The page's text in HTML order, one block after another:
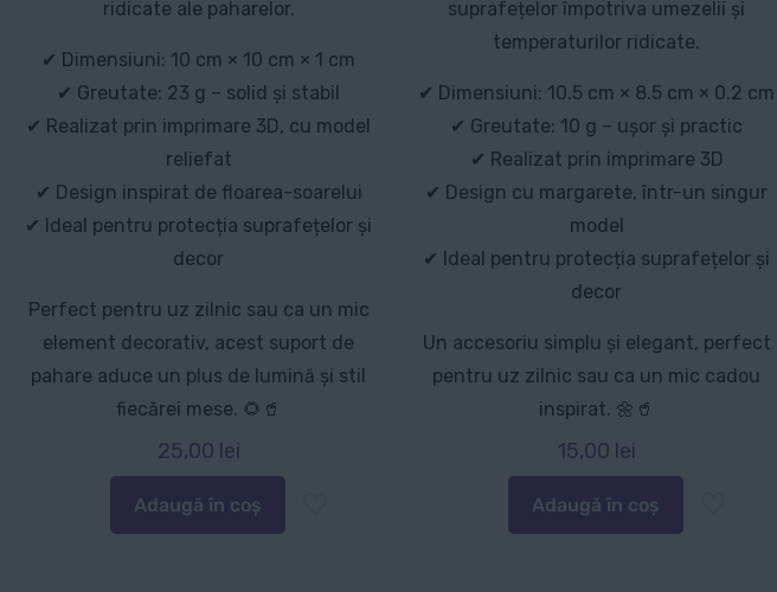
ridicate ale paharelor.
✔ Dimensiuni: 10 cm × 10 cm × 1 cm
✔ Greutate: 23 g – solid și stabil
✔ Realizat prin imprimare 3D, cu model
reliefat
✔ Design inspirat de floarea-soarelui
✔ Ideal pentru protecția suprafețelor și
decor
Perfect pentru uz zilnic sau ca un mic
element decorativ, acest suport de
pahare aduce un plus de lumină și stil
fiecărei mese. 🌻🥤
25,00 lei
Adaugă în coș
suprafețelor împotriva umezelii și
temperaturilor ridicate.
✔ Dimensiuni: 10.5 cm × 8.5 cm × 0.2 cm
✔ Greutate: 10 g – ușor și practic
✔ Realizat prin imprimare 3D
✔ Design cu margarete, într-un singur
model
✔ Ideal pentru protecția suprafețelor și
decor
Un accesoriu simplu și elegant, perfect
pentru uz zilnic sau ca un mic cadou
inspirat. 🌼🥤
15,00 lei
Adaugă în coș